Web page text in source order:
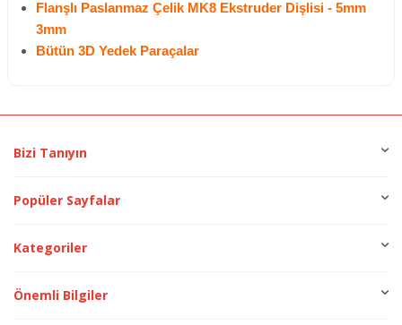
Flanşlı Paslanmaz Çelik MK8 Ekstruder Dişlisi - 5mm
3mm
Bütün 3D Yedek Paraçalar
Bizi Tanıyın
Popüler Sayfalar
Kategoriler
Önemli Bilgiler